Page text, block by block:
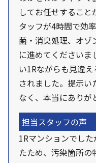
してお任せするこ
タッフが4時間で効
菌・消臭処理、オゾ
に進めてくださいま
い1Rながらも見違
されました。提示い
なく、本当にありが
担当スタッフの声
1Rマンションでし
たため、汚染箇所